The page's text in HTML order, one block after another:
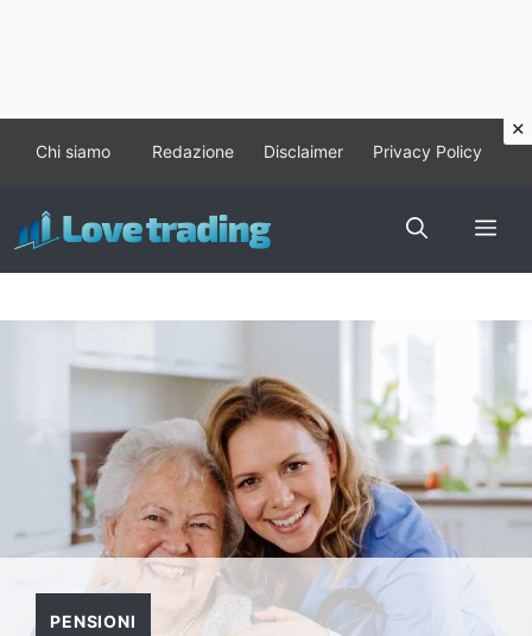
contenuto
Chi siamo Redazione Disclaimer Privacy Policy
PENSIONI